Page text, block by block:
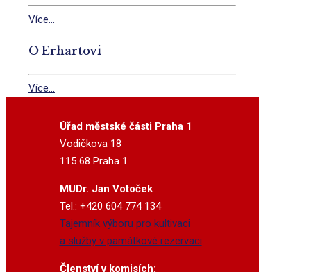
Více...
O Erhartovi
Více...
Úřad městské části Praha 1
Vodičkova 18
115 68 Praha 1
MUDr. Jan Votoček
Tel.: +420 604 774 134
Tajemník výboru pro kultivaci
a služby v památkové rezervaci
Členství v komisích: